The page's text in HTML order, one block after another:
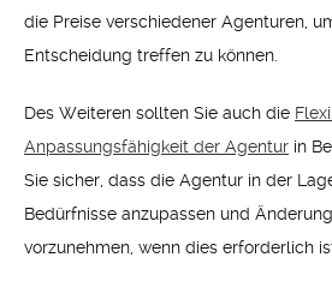
die Preise verschiedener Agenturen,
Entscheidung treffen zu können.
Des Weiteren sollten Sie auch die
Anpassungsfähigkeit der Agentur in
Sie sicher, dass die Agentur in der
Bedürfnisse anzupassen und
vorzunehmen, wenn dies erforderlich